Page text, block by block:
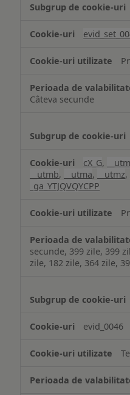
Câteva secunde
cX_G,
__utmb, __utma, __utmz,
_ga_YTJQVQYCPP
secunde, 399 zile, 399
zile, 182 zile, 364 zile,
evid_0046